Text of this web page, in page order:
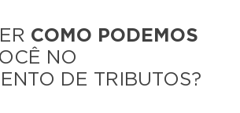
COMO PODEMOS
NO
DE TRIBUTOS?